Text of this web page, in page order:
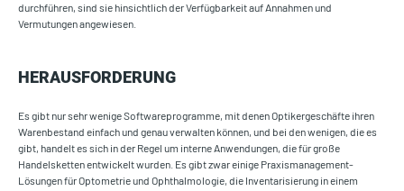
durchführen, sind sie hinsichtlich der Verfügbarkeit auf Annahmen und
Vermutungen angewiesen.
HERAUSFORDERUNG
Es gibt nur sehr wenige Softwareprogramme, mit denen Optikergeschäfte ihren
Warenbestand einfach und genau verwalten können, und bei den wenigen, die es
gibt, handelt es sich in der Regel um interne Anwendungen, die für große
Handelsketten entwickelt wurden. Es gibt zwar einige Praxismanagement-
Lösungen für Optometrie und Ophthalmologie, die Inventarisierung in einem